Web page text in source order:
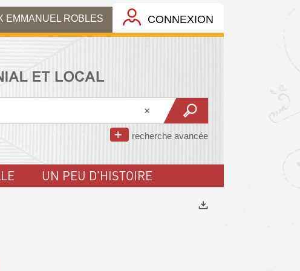
EMMANUEL ROBLES CONNEXION
recherche avancée
UN PEU D'HISTOIRE